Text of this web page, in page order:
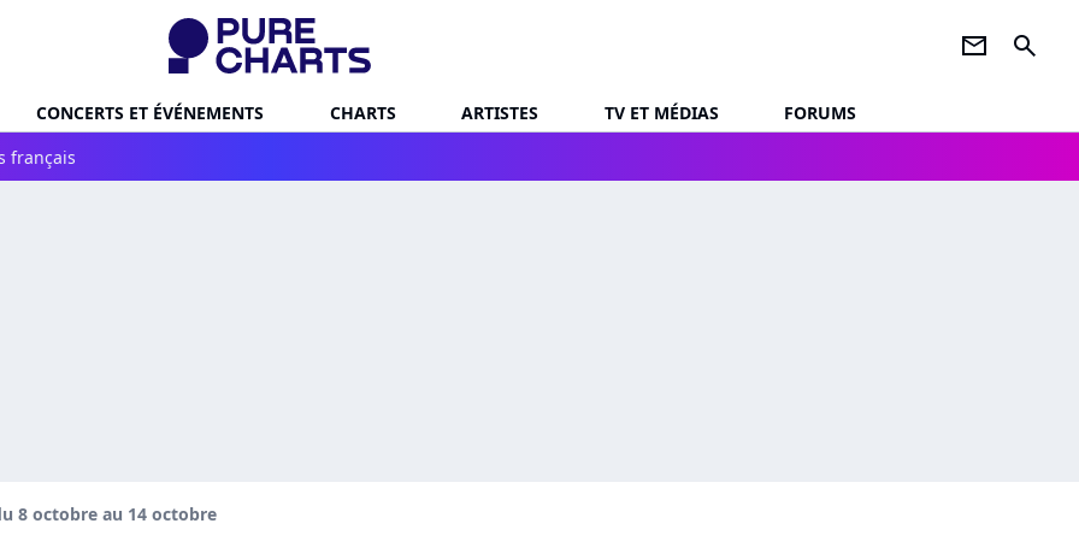
newsletter search
CONCERTS ET ÉVÉNEMENTS CHARTS ARTISTES TV ET MÉDIAS
FORUMS
français
8 octobre au 14 octobre